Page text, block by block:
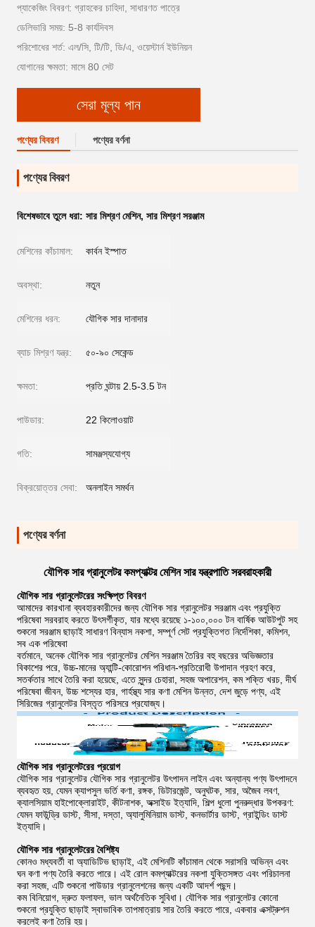
প্যাকেজিং বিবরণ: গ্রাহকের চাহিদা, সাধারণত পাত্রে
ডেলিভারি সময়: 5-8 কার্যদিবস
পরিশোধের শর্ত: এল/সি, টি/টি, ডি/এ, ওয়েস্টার্ন ইউনিয়ন
যোগানের ক্ষমতা: মাসে 80 সেট
সেরা মূল্য পান
পণ্যের বিবরণ পণ্যের বর্ণনা
পণ্যের বিবরণ
বিশেষভাবে তুলে ধরা: সার মিশ্রণ মেশিন, সার মিশ্রণ সরঞ্জাম
মেশিনের কাঁচামাল: কার্বন ইস্পাত
অবস্থা: নতুন
মেশিনের ধরন: যৌগিক সার দানাদার
ব্যাচ মিশ্রণ যন্ত্র: ৫০-৯০ সেকেন্ড
ক্ষমতা: প্রতি ঘন্টায় 2.5-3.5 টন
পাউডার: 22 কিলোওয়াট
গতি: সামঞ্জস্যযোগ্য
বিক্রয়োত্তর সেবা: অনলাইন সমর্থন
পণ্যের বর্ণনা
যৌগিক সার গ্রানুলেটর কমপ্যাক্টর মেশিন সার যন্ত্রপাতি সরবরাহকারী
যৌগিক সার গ্রানুলেটরের সংক্ষিপ্ত বিবরণ
আমাদের কারখানা ব্যবহারকারীদের জন্য যৌগিক সার গ্রানুলেটর সরঞ্জাম এবং প্রযুক্তি
পরিষেবা সরবরাহ করতে উৎসর্গীকৃত, যার মধ্যে রয়েছে ১-১০০,০০০ টন বার্ষিক আউটপুট সহ
শুকনো সরঞ্জাম ছাড়াই সাধারণ বিন্যাস নকশা, সম্পূর্ণ সেট প্রযুক্তিগত নির্দেশিকা, কমিশন,
সব এক পরিষেবা
বর্তমানে, অনেক যৌগিক সার গ্রানুলেটর মেশিন সরঞ্জাম তৈরির বহু বছরের অভিজ্ঞতার
বিকাশের পরে, উচ্চ-মানের অ্যান্টি-কোরোশন পরিধান-প্রতিরোধী উপাদান গ্রহণ করে,
সতর্কতার সাথে তৈরি করা হয়েছে, এতে সুন্দর চেহারা, সহজ অপারেশন, কম শক্তি খরচ, দীর্ঘ
পরিষেবা জীবন, উচ্চ শস্যের হার, গার্হস্থ্য সার কণা মেশিন উন্নত, দেশ জুড়ে পণ্য, এই
সিরিজের গ্রানুলেটর বিস্তৃত পরিসরে প্রযোজ্য।
যৌগিক সার গ্রানুলেটরের প্রয়োগ
যৌগিক সার গ্রানুলেটর যৌগিক সার গ্রানুলেটর উৎপাদন লাইন এবং অন্যান্য পণ্য উৎপাদনে
ব্যবহৃত হয়, যেমন ক্যাপসুল ভর্তি কণা, রঙ্গক, ডিটারজেন্ট, অনুঘটক, সার, অজৈব লবণ,
ক্যালসিয়াম হাইপোক্লোরাইট, কীটনাশক, অক্সাইড ইত্যাদি, শিল্প ধুলো পুনরুদ্ধার উপকরণ:
যেমন ফাউন্ড্রি ডাস্ট, সীসা, দস্তা, অ্যালুমিনিয়াম ডাস্ট, কনভার্টার ডাস্ট, গ্রাইন্ডিং ডাস্ট
ইত্যাদি।
যৌগিক সার গ্রানুলেটরের বৈশিষ্ট্য
কোনও মধ্যবর্তী বা অ্যাডিটিভ ছাড়াই, এই মেশিনটি কাঁচামাল থেকে সরাসরি অভিন্ন এবং
ঘন কণা পণ্য তৈরি করতে পারে। এই রোল কমপ্যাক্টরের নকশা যুক্তিসঙ্গত এবং পরিচালনা
করা সহজ, এটি শুকনো পাউডার গ্রানুলেশনের জন্য একটি আদর্শ পছন্দ।
কম বিনিয়োগ, দ্রুত ফলাফল, ভাল অর্থনৈতিক সুবিধা। যৌগিক সার গ্রানুলেটর কোনো
শুকনো প্রযুক্তি ছাড়াই স্বাভাবিক তাপমাত্রায় সার তৈরি করতে পারে, একবার এক্সট্রুশন
করলেই কণা তৈরি হয়।